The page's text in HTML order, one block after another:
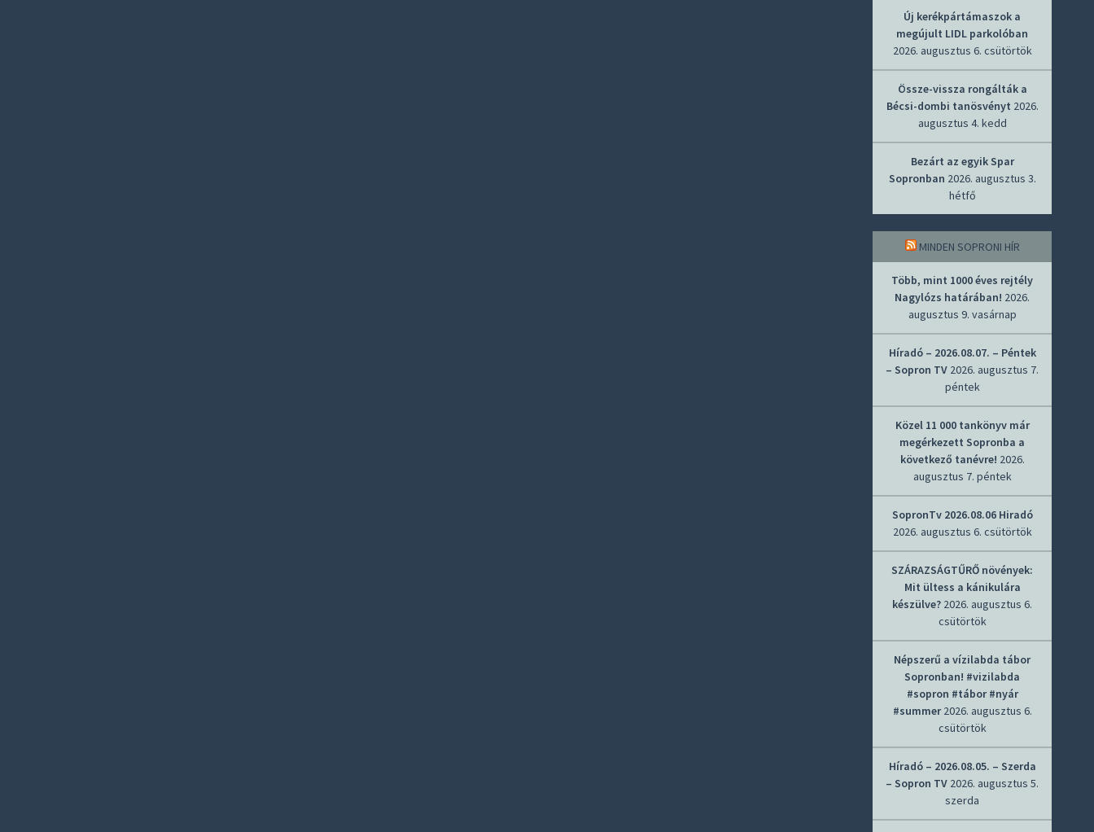
Új kerékpártámaszok a
megújult LIDL parkolóban
2026. augusztus 6. csütörtök
Össze-vissza rongálták a
Bécsi-dombi tanösvényt 2026.
augusztus 4. kedd
Bezárt az egyik Spar
Sopronban 2026. augusztus 3.
hétfő
MINDEN SOPRONI HÍR
Több, mint 1000 éves rejtély
Nagylózs határában! 2026.
augusztus 9. vasárnap
Híradó – 2026.08.07. – Péntek
– Sopron TV 2026. augusztus 7.
péntek
Közel 11 000 tankönyv már
megérkezett Sopronba a
következő tanévre! 2026.
augusztus 7. péntek
SopronTv 2026.08.06 Hiradó
2026. augusztus 6. csütörtök
SZÁRAZSÁGTŰRŐ növények:
Mit ültess a kánikulára
készülve? 2026. augusztus 6.
csütörtök
Népszerű a vízilabda tábor
Sopronban! #vizilabda
#sopron #tábor #nyár
#summer 2026. augusztus 6.
csütörtök
Híradó – 2026.08.05. – Szerda
– Sopron TV 2026. augusztus 5.
szerda